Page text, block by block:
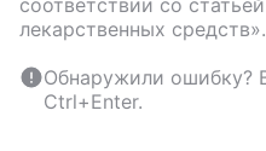
соответствии со
лекарственных средств».
Обнаружили ошибку?
Ctrl+Enter.